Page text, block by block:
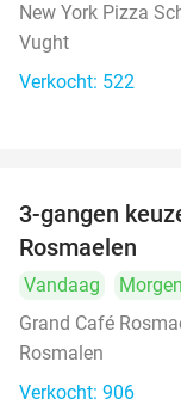
New York Pizza
Vught
Verkocht: 522
3-gangen
Rosmaelen
Vandaag Morgen
Grand Café
Rosmalen
Verkocht: 906